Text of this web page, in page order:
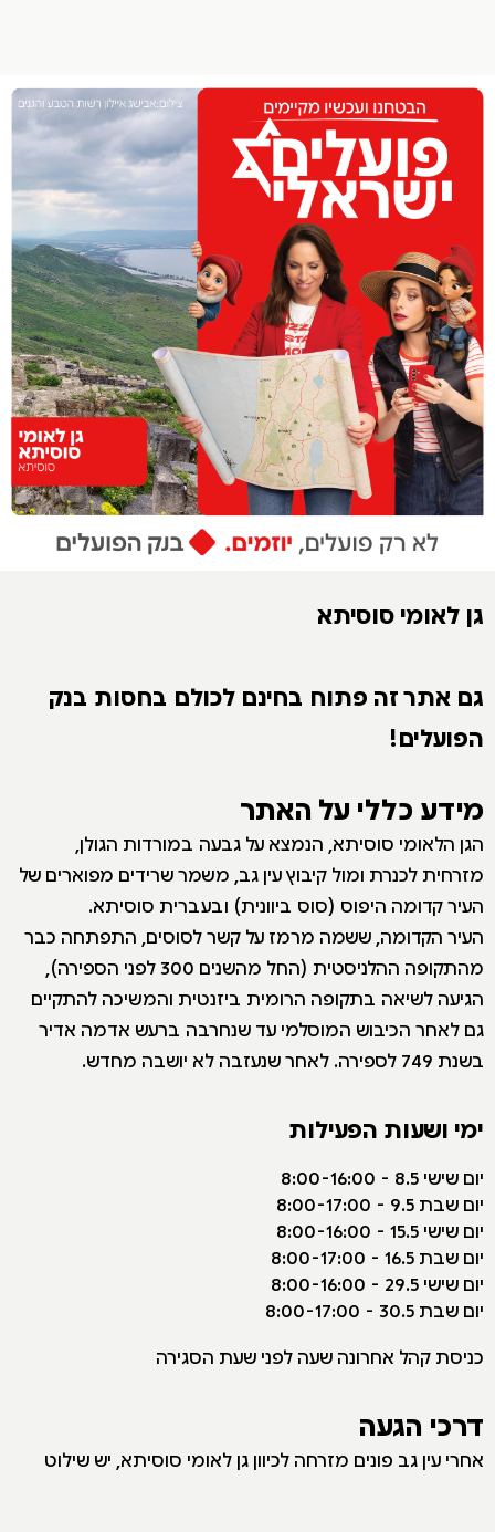
הפרופיל שלי
התנתק
גן לאומי סוסיתא
גם אתר זה פתוח בחינם לכולם בחסות בנק
הפועלים!
מידע כללי על האתר
הגן הלאומי סוסיתא, הנמצא על גבעה במורדות הגולן,
מזרחית לכנרת ומול קיבוץ עין גב, משמר שרידים מפוארים של
העיר קדומה היפוס (סוס ביוונית) ובעברית סוסיתא.
העיר הקדומה, ששמה מרמז על קשר לסוסים, התפתחה כבר
מהתקופה ההלניסטית (החל מהשנים 300 לפני הספירה),
הגיעה לשיאה בתקופה הרומית ביזנטית והמשיכה להתקיים
גם לאחר הכיבוש המוסלמי עד שנחרבה ברעש אדמה אדיר
בשנת 749 לספירה. לאחר שנעזבה לא יושבה מחדש.
ימי ושעות הפעילות
יום שישי 8.5 - 8:00-16:00
יום שבת 9.5 - 8:00-17:00
יום שישי 15.5 - 8:00-16:00
יום שבת 16.5 - 8:00-17:00
יום שישי 29.5 - 8:00-16:00
יום שבת 30.5 - 8:00-17:00
כניסת קהל אחרונה שעה לפני שעת הסגירה
דרכי הגעה
אחרי עין גב פונים מזרחה לכיוון גן לאומי סוסיתא, יש שילוט